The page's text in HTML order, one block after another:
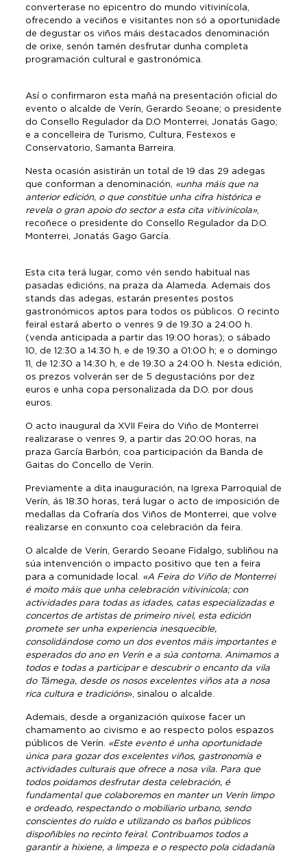
converterase no epicentro do mundo vitivinícola,
ofrecendo a veciños e visitantes non só a oportunidade
de degustar os viños máis destacados denominación
de orixe, senón tamén desfrutar dunha completa
programación cultural e gastronómica.
Así o confirmaron esta mañá na presentación oficial do
evento o alcalde de Verín, Gerardo Seoane; o presidente
do Consello Regulador da D.O Monterrei, Jonatás Gago;
e a concelleira de Turismo, Cultura, Festexos e
Conservatorio, Samanta Barreira.
Nesta ocasión asistirán un total de 19 das 29 adegas
que conforman a denominación, «unha máis que na
anterior edición, o que constitúe unha cifra histórica e
revela o gran apoio do sector a esta cita vitivinícola»,
recoñece o presidente do Consello Regulador da D.O.
Monterrei, Jonatás Gago García.
Esta cita terá lugar, como vén sendo habitual nas
pasadas edicións, na praza da Alameda. Ademais dos
stands das adegas, estarán presentes postos
gastronómicos aptos para todos os públicos. O recinto
feiral estará aberto o venres 9 de 19:30 a 24:00 h.
(venda anticipada a partir das 19:00 horas); o sábado
10, de 12:30 a 14:30 h, e de 19:30 a 01:00 h; e o domingo
11, de 12:30 a 14:30 h, e de 19:30 a 24:00 h. Nesta edición,
os prezos volverán ser de 5 degustacións por dez
euros e unha copa personalizada da D.O. por dous
euros.
O acto inaugural da XVII Feira do Viño de Monterrei
realizarase o venres 9, a partir das 20:00 horas, na
praza García Barbón, coa participación da Banda de
Gaitas do Concello de Verín.
Previamente a dita inauguración, na Igrexa Parroquial de
Verín, ás 18:30 horas, terá lugar o acto de imposición de
medallas da Cofraría dos Viños de Monterrei, que volve
realizarse en conxunto coa celebración da feira.
O alcalde de Verín, Gerardo Seoane Fidalgo, subliñou na
súa intenvención o impacto positivo que ten a feira
para a comunidade local. «A Feira do Viño de Monterrei
é moito máis que unha celebración vitivinícola; con
actividades para todas as idades, catas especializadas e
concertos de artistas de primeiro nivel, esta edición
promete ser unha experiencia inesquecible,
consolidándose como un dos eventos máis importantes e
esperados do ano en Verín e a súa contorna. Animamos a
todos e todas a participar e descubrir o encanto da vila
do Támega, desde os nosos excelentes viños ata a nosa
rica cultura e tradicións», sinalou o alcalde.
Ademais, desde a organización quíxose facer un
chamamento ao civismo e ao respecto polos espazos
públicos de Verín. «Este evento é unha oportunidade
única para gozar dos excelentes viños, gastronomía e
actividades culturais que ofrece a nosa vila. Para que
todos poidamos desfrutar desta celebración, é
fundamental que colaboremos en manter un Verín limpo
e ordeado, respectando o mobiliario urbano, sendo
conscientes do ruído e utilizando os baños públicos
dispoñibles no recinto feiral. Contribuamos todos a
garantir a hixiene, a limpeza e o respecto pola cidadanía